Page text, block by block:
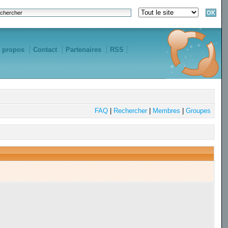
propos Contact Partenaires RSS
FAQ| Rechercher| Membres Groupes